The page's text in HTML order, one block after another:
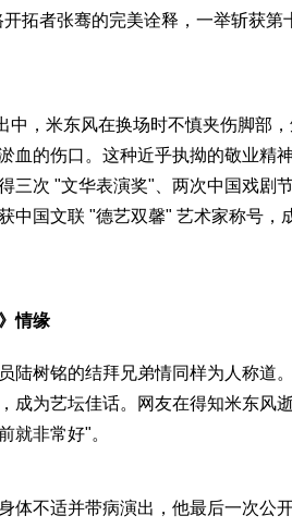
拓者张骞的完美诠释，一举斩获第
中，米东风在换场时不慎夹伤脚部
血的伤口。这种近乎执拗的敬业精
三次 "文华表演奖"、两次中国戏剧
中国文联 "德艺双馨" 艺术家称号，
情缘
陆树铭的结拜兄弟情同样为人称道
成为艺坛佳话。网友在得知米东风
就非常好"。
体不适并带病演出，他最后一次公